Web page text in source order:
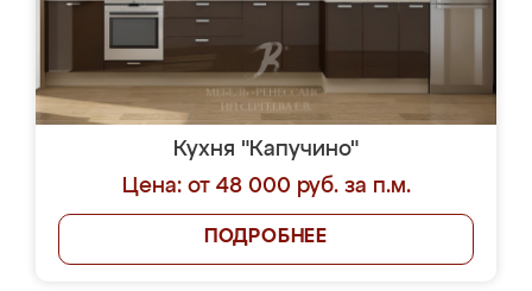
Кухня "Капучино"
Цена: от 48 000 руб. за п.м.
ПОДРОБНЕЕ